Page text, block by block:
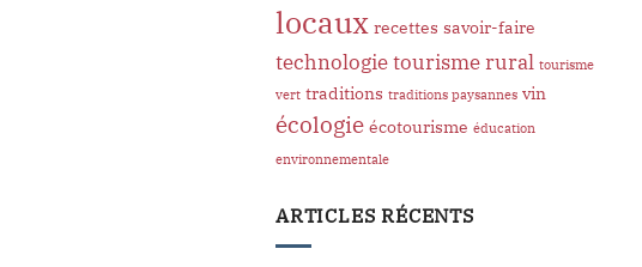
locaux recettes savoir-faire
technologietourisme rural tourisme
vert traditions traditions paysannes vin
écologie écotourisme éducation
environnementale
ARTICLES RÉCENTS